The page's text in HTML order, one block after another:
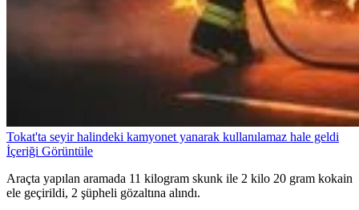
Tokat'ta seyir halindeki kamyonet yanarak kullanılamaz hale geldi
İçeriği Görüntüle
Araçta yapılan aramada 11 kilogram skunk ile 2 kilo 20 gram kokain
ele geçirildi, 2 şüpheli gözaltına alındı.